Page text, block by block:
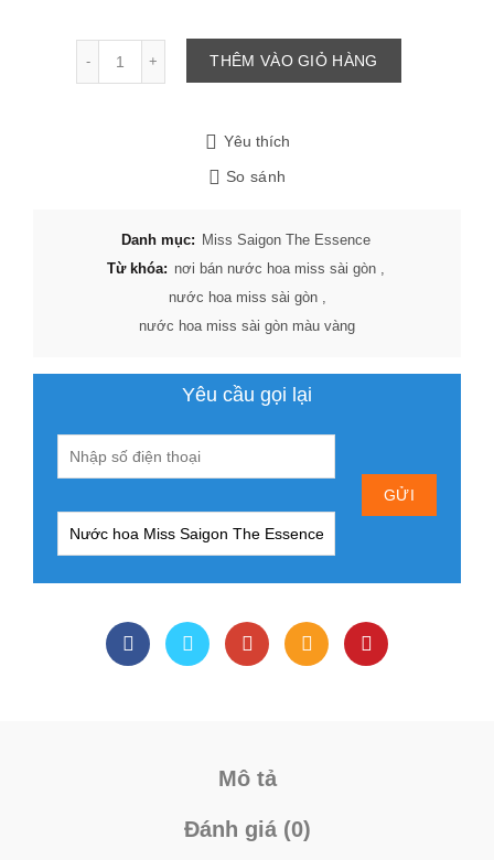
THÊM VÀO GIỎ HÀNG
Yêu thích
So sánh
Danh mục: Miss Saigon The Essence
Từ khóa: nơi bán nước hoa miss sài gòn
nước hoa miss sài gòn
nước hoa miss sài gòn màu vàng
Yêu cầu gọi lại
Mô tả
Đánh giá (0)